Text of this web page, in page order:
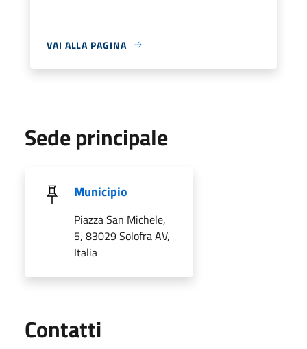
VAI ALLA PAGINA
Sede principale
Municipio
Piazza San Michele,
5, 83029 Solofra AV,
Italia
Contatti